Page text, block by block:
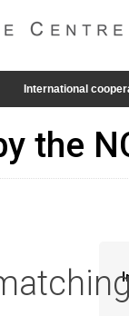
International
the